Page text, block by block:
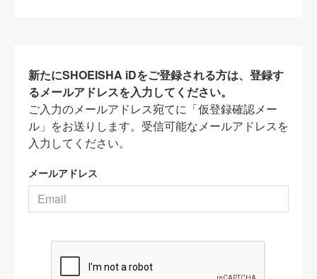
新たにSHOEISHA iDをご登録される方は、登録す
るメールアドレスを入力してください。
ご入力のメールアドレス宛てに「仮登録確認メー
ル」をお送りします。受信可能なメールアドレスを
入力してください。
メールアドレス